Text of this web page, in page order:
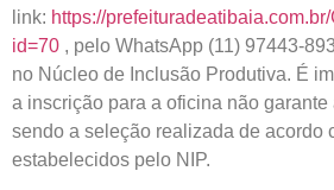
link: https://
id=70 , pelo WhatsApp (11) 97443-
no Núcleo de Inclusão Produtiva. É
a inscrição para a oficina não garante
sendo a seleção realizada de acordo
estabelecidos pelo NIP.